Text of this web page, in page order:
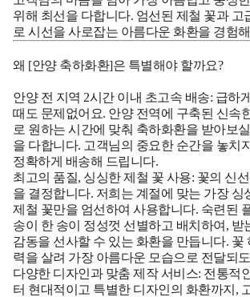
위해 최선을 다합니다. 엄선된 제철 꽃과 고
로 시선을 사로잡는 아름다운 화환을 경험
왜 [안양 축하화환]은 특별해야 할까요?
안양 전 지역 2시간 이내 초고속 배송: 급하
때도 문제없어요. 안양 전역에 구축된 신속
로 원하는 시간에 맞춰 축하화환을 받아보
을 다합니다. 고객님의 중요한 순간을 놓치
정확하게 배송해 드립니다.
최고의 품질, 싱싱한 제철 꽃 사용: 꽃의 신
을 결정합니다. 저희는 계절에 맞는 가장 싱
제철 꽃만을 엄선하여 사용합니다. 숙련된
송이 한 송이 정성껏 선별하고 배치하여, 받
감동을 선사할 수 있는 화환을 만듭니다. 꽃
력을 살려 가장 아름다운 모습으로 전달되
다양한 디자인과 맞춤 제작 서비스: 전통적
터 현대적이고 특별한 디자인의 화환까지,